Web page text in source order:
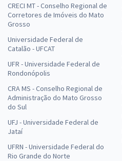
CRECI MT - Conselho Regional de
Corretores de Imóveis do Mato
Grosso
Universidade Federal de
Catalão - UFCAT
UFR - Universidade Federal de
Rondonópolis
CRA MS - Conselho Regional de
Administração do Mato Grosso
do Sul
UFJ - Universidade Federal de
Jataí
UFRN - Universidade Federal do
Rio Grande do Norte